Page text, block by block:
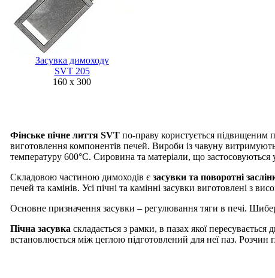
Засувка димоходу
SVT 205
160 х 300
Фінське пічне лиття SVT по-праву користується підвищеним
виготовлення компонентів печей. Вироби із чавуну
температуру 600°C. Сировина та матеріали, що
Складовою частиною димоходів є засувки та поворотні
печей та камінів. Усі пічні та камінні засувки виготовлені з
Основне призначення засувки – регулювання тяги в печі.
Пічна засувка складається з рамки, в пазах якої
встановлюється між цеглою підготовлений для неї паз. Розчин